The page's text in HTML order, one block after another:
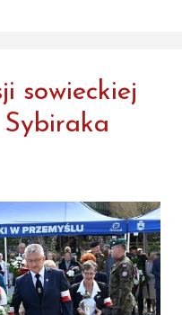
sowieckiej